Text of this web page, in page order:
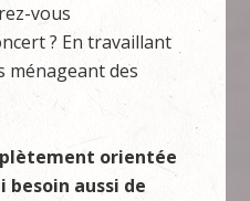
vous
? En travaillant
ménageant des
orientée
besoin aussi de